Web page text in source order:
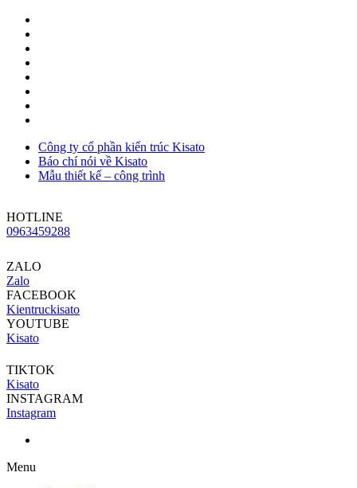
Công ty cổ phần kiến trúc Kisato
Báo chí nói về Kisato
Mẫu thiết kế – công trình
HOTLINE
0963459288
ZALO
Zalo
FACEBOOK
Kientruckisato
YOUTUBE
Kisato
TIKTOK
Kisato
INSTAGRAM
Instagram
Menu